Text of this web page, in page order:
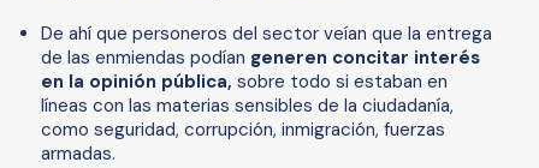
De ahí que personeros del sector veían que la entrega
de las enmiendas podían generen concitar interés
en la opinión pública, sobre todo si estaban en
líneas con las materias sensibles de la ciudadanía,
como seguridad, corrupción, inmigración, fuerzas
armadas.